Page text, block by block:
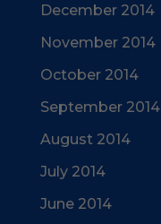
December 2014
November 2014
October 2014
September 2014
August 2014
July 2014
June 2014